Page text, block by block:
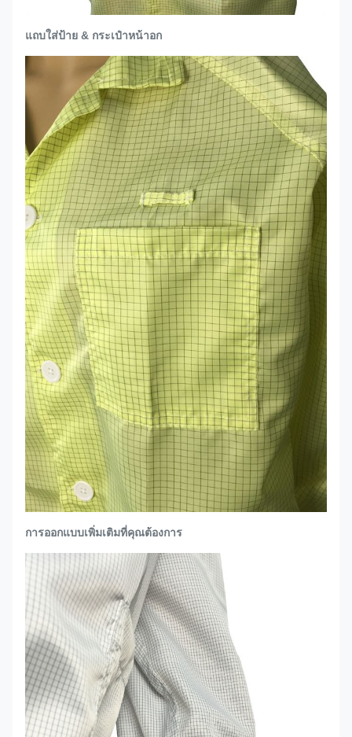
แถบใส่ป้าย & กระเป๋าหน้าอก
การออกแบบเพิ่มเติมที่คุณต้องการ